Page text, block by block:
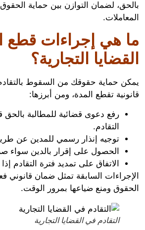
لضمان التوازن بين حماية الحقوق
هي إجراءات قطع
التجارية؟
حماية حقوقك من السقوط بالتقادم عبر
تقطع المدة، ومن أبرزها:
رفع دعوى قضائية للمطالبة بالحق قبل
التقادم.
توجيه إنذار رسمي للمدين عن طريق
الحصول على إقرار بالدين سواء صريحا
الاتفاق على تمديد فترة التقادم إذا
السابقة تمثل ضمان قانوني فعال
ومنع ضياعها بمرور الوقت.
التقادم في القضايا التجارية